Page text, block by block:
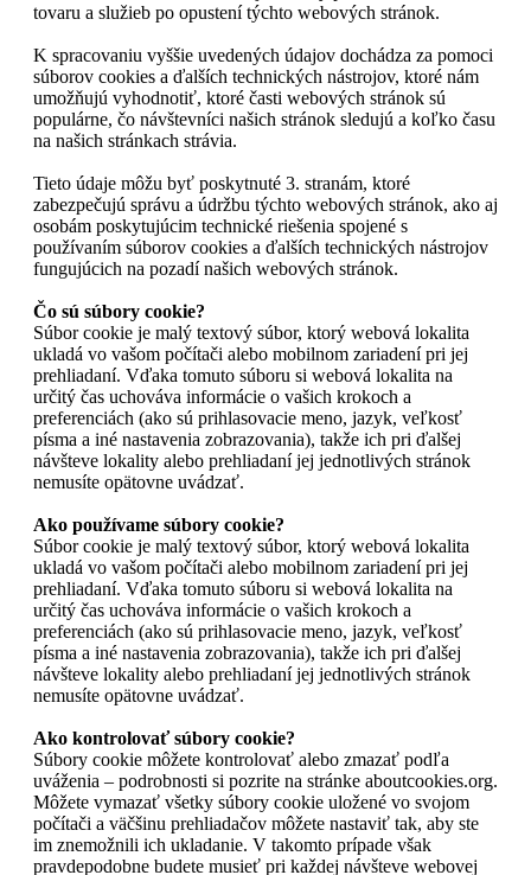
tovaru a služieb po opustení týchto webových stránok.
K spracovaniu vyššie uvedených údajov dochádza za pomoci
súborov cookies a ďalších technických nástrojov, ktoré nám
umožňujú vyhodnotiť, ktoré časti webových stránok sú
populárne, čo návštevníci našich stránok sledujú a koľko času
na našich stránkach strávia.
Tieto údaje môžu byť poskytnuté 3. stranám, ktoré
zabezpečujú správu a údržbu týchto webových stránok, ako aj
osobám poskytujúcim technické riešenia spojené s
používaním súborov cookies a ďalších technických nástrojov
fungujúcich na pozadí našich webových stránok.
Čo sú súbory cookie?
Súbor cookie je malý textový súbor, ktorý webová lokalita
ukladá vo vašom počítači alebo mobilnom zariadení pri jej
prehliadaní. Vďaka tomuto súboru si webová lokalita na
určitý čas uchováva informácie o vašich krokoch a
preferenciách (ako sú prihlasovacie meno, jazyk, veľkosť
písma a iné nastavenia zobrazovania), takže ich pri ďalšej
návšteve lokality alebo prehliadaní jej jednotlivých stránok
nemusíte opätovne uvádzať.
Ako používame súbory cookie?
Súbor cookie je malý textový súbor, ktorý webová lokalita
ukladá vo vašom počítači alebo mobilnom zariadení pri jej
prehliadaní. Vďaka tomuto súboru si webová lokalita na
určitý čas uchováva informácie o vašich krokoch a
preferenciách (ako sú prihlasovacie meno, jazyk, veľkosť
písma a iné nastavenia zobrazovania), takže ich pri ďalšej
návšteve lokality alebo prehliadaní jej jednotlivých stránok
nemusíte opätovne uvádzať.
Ako kontrolovať súbory cookie?
Súbory cookie môžete kontrolovať alebo zmazať podľa
uváženia – podrobnosti si pozrite na stránke aboutcookies.org.
Môžete vymazať všetky súbory cookie uložené vo svojom
počítači a väčšinu prehliadačov môžete nastaviť tak, aby ste
im znemožnili ich ukladanie. V takomto prípade však
pravdepodobne budete musieť pri každej návšteve webovej